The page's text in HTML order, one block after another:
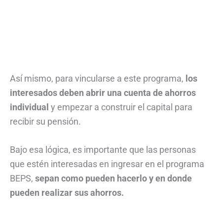
Así mismo, para vincularse a este programa, los
interesados deben abrir una cuenta de ahorros
individual y empezar a construir el capital para
recibir su pensión.
Bajo esa lógica, es importante que las personas
que estén interesadas en ingresar en el programa
BEPS, sepan como pueden hacerlo y en donde
pueden realizar sus ahorros.